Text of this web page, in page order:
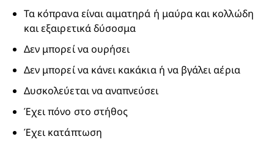
Τα κόπρανα είναι αιματηρά ή μαύρα και κολλώδη
και εξαιρετικά δύσοσμα
Δεν μπορεί να ουρήσει
Δεν μπορεί να κάνει κακάκια ή να βγάλει αέρια
Δυσκολεύεται να αναπνεύσει
Έχει πόνο στο στήθος
Έχει κατάπτωση